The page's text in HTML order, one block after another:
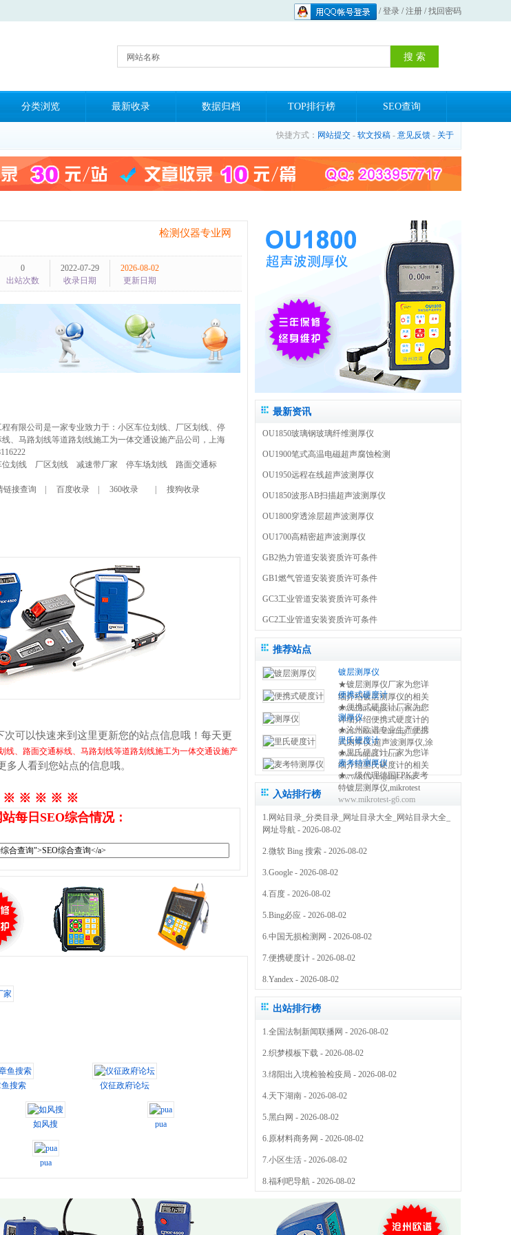
/登录 /注册 /找回密码
网站名称
分类浏览 最新收录 数据归档 TOP排行榜 SEO查询
快捷方式： 网站提交 - 软文投稿 - 意见反馈 - 关于
检测仪器专业网
0
出站次数
2022-07-29
收录日期
2026-08-02
更新日期
有限公司是一家专业致力于：小区车位划线、厂区划线、停
、马路划线等道路划线施工为一体交通设施产品公司，上海
位划线 厂区划线 减速带厂家 停车场划线
路面交通标
链接查询 百度收录 360收录 搜狗收录
可以快速来到这里更新您的站点信息哦！每天更
、路面交通标线、马路划线等道路划线施工为一体交通设施产
人看到您站点的信息哦。
※ ※ ※ ※ ※
每日SEO综合情况：
搜索 仪征政府论坛
如风搜 pua
pua
最新资讯
OU1850玻璃钢玻璃纤维测厚仪
OU1900笔式高温电磁超声腐蚀检测
OU1950远程在线超声波测厚仪
OU1850波形AB扫描超声波测厚仪
OU1800穿透涂层超声波测厚仪
OU1700高精密超声波测厚仪
GB2热力管道安装资质许可条件
GB1燃气管道安装资质许可条件
GC3工业管道安装资质许可条件
GC2工业管道安装资质许可条件
推荐站点
镀层测厚仪
★镀层测厚仪厂家为您详
细介绍镀层测厚仪的相关
知识,包括镀层测厚仪原理,
使用方法,使用注意事项,维
修保养等,使您更好的了解
和使用镀层测试仪 0317-
3038768
www.ducengcehouyi.com
便携式硬度计
★便携式硬度计厂家为您
详细介绍便携式硬度计的
相关知识,包括便携式硬度
计原理,使用方法,使用注意
事项,维修保养等,使您更好
的了解和使用便携式硬度
仪方法 0317-3038768
www.bianxieshiyingduji.com
测厚仪
★沧州欧谱专业生产便携
式测厚仪,超声波测厚仪,涂
镀层测厚仪,里氏硬度计,超
声波探伤仪,测厚仪价格,粗
糙度仪,电火花检测仪,附着
力测试仪,免费保修三年
0317-3038768
www.oupu17.com
里氏硬度计
★里氏硬度计厂家为您详
细介绍里氏硬度计的相关
知识,包括里氏硬度计原理,
使用方法,使用注意事项,维
修保养等,使您更好的了解
和使用里氏硬度测量仪
0317-3038768
www.lishiyingduji.com
麦考特测厚仪
★一级代理德国EPK麦考
特镀层测厚仪,mikrotest
g6,f6等多种型号的测厚
仪,NIFE50电镀镍测厚仪,
机械式锌层测厚仪,指针型
www.mikrotest-g6.com
入站排行榜
1. 网站目录_分类目录_网址目录大全_网站目录大全_
网址导航 - 2026-08-02
2.微软 Bing 搜索 - 2026-08-02
3.Google - 2026-08-02
4.百度 - 2026-08-02
5.Bing必应 - 2026-08-02
6.中国无损检测网 - 2026-08-02
7.便携硬度计 - 2026-08-02
8.Yandex - 2026-08-02
出站排行榜
1.全国法制新闻联播网 - 2026-08-02
2.织梦模板下载 - 2026-08-02
3.绵阳出入境检验检疫局 - 2026-08-02
4.天下湖南 - 2026-08-02
5.黑白网 - 2026-08-02
6.原材料商务网 - 2026-08-02
7.小区生活 - 2026-08-02
8.福利吧导航 - 2026-08-02